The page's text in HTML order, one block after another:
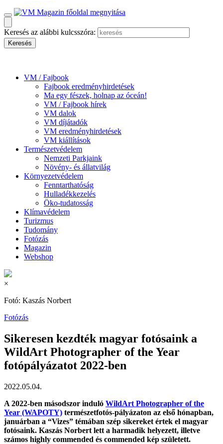
Keresés az alábbi kulcsszóra:
VM / Fajbook
Fajbook eredményhirdetések
Ma egy fészek, holnap az óceán!
VM / Fajbook hírek
VM dalok
VM díjátadók
VM eredményhirdetések
VM kiállítások
Természetvédelem
Nemzeti Parkjaink
Növény- és állatvilág
Környezetvédelem
Fenntarthatóság
Hulladékkezelés
Öko-tudatosság
Klímavédelem
Turizmus
Tudomány
Fotózás
Magazin
Webshop
×
Fotó: Kaszás Norbert
Fotózás
Sikeresen kezdték magyar fotósaink a
WildArt Photographer of the Year
fotópályázatot 2022-ben
2022.05.04.
A 2022-ben másodszor induló WildArt Photographer of the
Year (WAPOTY) természetfotós-pályázaton az első hónapban,
januárban a “Vizes” témában szép sikereket értek el magyar
fotósaink. Kaszás Norbert lett a harmadik helyezett, illetve
számos highly commended és commended kép született.